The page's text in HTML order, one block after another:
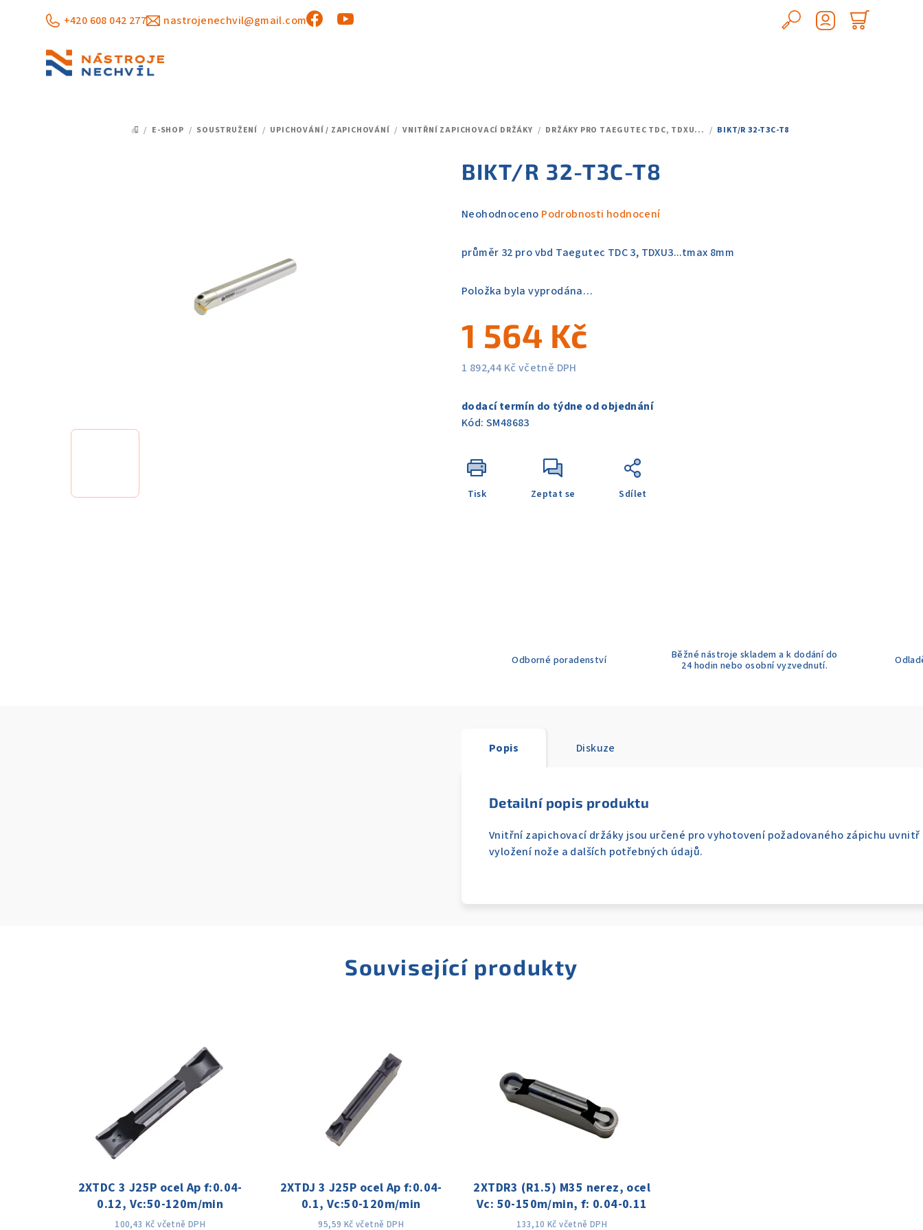
+420 608 042 277 nastrojenechvil@gmail.com
Hledat
DOMŮ
/ E-SHOP / SOUSTRUŽENÍ / UPICHOVÁNÍ / ZAPICHOVÁNÍ / VNITŘNÍ ZAPICHOVACÍ DRŽÁKY / DRŽÁKY PRO TAEGUTEC TDC, TDXU... / BIKT/R 32-T3C-T8
BIKT/R 32-T3C-T8
Průměrné
produktu
je
z
hvězdiček.
Neohodnoceno Podrobnosti hodnocení
průměr 32 pro vbd Taegutec TDC 3, TDXU3...tmax 8mm
Položka byla vyprodána…
1 564 Kč
1 892,44 Kč včetně DPH
cena:
dodací termín do týdne od objednání
Kód: SM48683
Tisk Zeptat se Sdílet
Odborné poradenství
Běžné nástroje skladem a k dodání do
24 hodin nebo osobní vyzvednutí.
Popis Diskuze
Detailní popis produktu
Vnitřní zapichovací držáky jsou určené pro vyhotovení požadovaného zápichu
vyložení nože a dalších potřebných údajů.
Související produkty
2XTDC 3 J25P ocel Ap f:0.04-
0.12, Vc:50-120m/min
100,43 Kč včetně DPH
2XTDJ 3 J25P ocel Ap f:0.04-
0.1, Vc:50-120m/min
95,59 Kč včetně DPH
2XTDR3 (R1.5) M35 nerez, ocel
Vc: 50-150m/min, f: 0.04-0.11
133,10 Kč včetně DPH